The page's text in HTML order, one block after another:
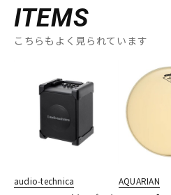
ITEMS
こちらもよく見られています
audio-technica
AQUARIAN